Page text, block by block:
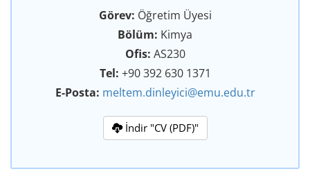
Görev: Öğretim Üyesi
Bölüm: Kimya
Ofis: AS230
Tel: +90 392 630 1371
E-Posta: meltem.dinleyici@emu.edu.tr
İndir "CV (PDF)"